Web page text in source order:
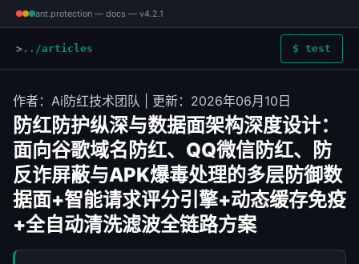
ant.protection — docs — v4.2.1
../articles $ test
作者：Ai防红技术团队 | 更新：2026年06月10日
防红防护纵深与数据面架构深度设计：
面向谷歌域名防红、QQ微信防红、防
反诈屏蔽与APK爆毒处理的多层防御数
据面+智能请求评分引擎+动态缓存免疫
+全自动清洗滤波全链路方案